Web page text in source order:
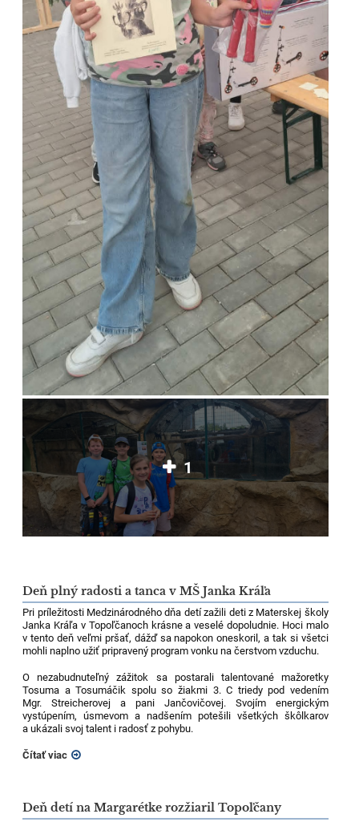
1
Deň plný radosti a tanca v MŠ Janka Kráľa
Pri príležitosti Medzinárodného dňa detí zažili deti z Materskej školy
Janka Kráľa v Topoľčanoch krásne a veselé dopoludnie. Hoci malo
v tento deň veľmi pršať, dážď sa napokon oneskoril, a tak si všetci
mohli naplno užiť pripravený program vonku na čerstvom vzduchu.
O nezabudnuteľný zážitok sa postarali talentované mažoretky
Tosuma a Tosumáčik spolu so žiakmi 3. C triedy pod vedením
Mgr. Streicherovej a pani Jančovičovej. Svojím energickým
vystúpením, úsmevom a nadšením potešili všetkých škôlkarov
a ukázali svoj talent i radosť z pohybu.
Čítať viac
Deň detí na Margarétke rozžiaril Topoľčany